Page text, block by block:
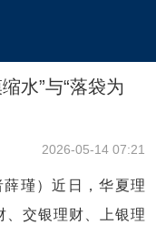
水”与“落袋为
2026-05-14 07:21
瑾）近日，华夏理
、交银理财、上银理